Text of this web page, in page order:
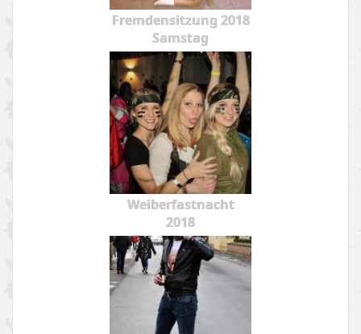
Fremdensitzung 2018
Samstag
Weiberfastnacht
2018